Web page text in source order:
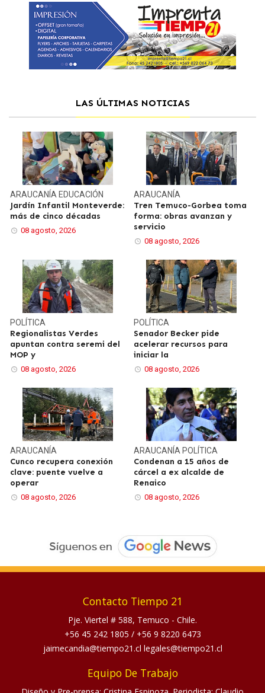
LAS ÚLTIMAS NOTICIAS
ARAUCANÍAEDUCACIÓN
Jardín Infantil Monteverde:
más de cinco décadas
08 agosto, 2026
ARAUCANÍA
Tren Temuco-Gorbea toma
forma: obras avanzan y
servicio
08 agosto, 2026
POLÍTICA
Regionalistas Verdes
apuntan contra seremi del
MOP y
08 agosto, 2026
POLÍTICA
Senador Becker pide
acelerar recursos para
iniciar la
08 agosto, 2026
ARAUCANÍA
Cunco recupera conexión
clave: puente vuelve a
operar
08 agosto, 2026
ARAUCANÍA POLÍTICA
Condenan a 15 años de
cárcel a ex alcalde de
Renaico
08 agosto, 2026
Contacto Tiempo 21
Pje. Viertel # 588, Temuco - Chile.
+56 45 242 1805 / +56 9 8220 6473
jaimecandia@tiempo21.cl legales@tiempo21.cl
Equipo De Trabajo